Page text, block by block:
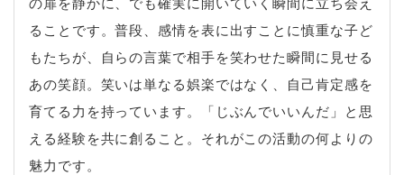
ることです。普段、感情を表に出すことに慎重な子ど
もたちが、自らの言葉で相手を笑わせた瞬間に見せる
あの笑顔。笑いは単なる娯楽ではなく、自己肯定感を
育てる力を持っています。「じぶんでいいんだ」と思
える経験を共に創ること。それがこの活動の何よりの
魅力です。